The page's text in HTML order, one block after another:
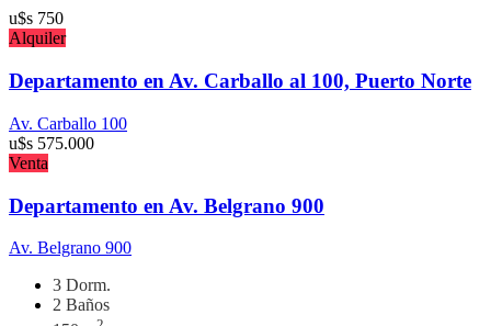
u$s 750
Alquiler
Departamento en Av. Carballo al 100, Puerto Norte
Av. Carballo 100
u$s 575.000
Venta
Departamento en Av. Belgrano 900
Av. Belgrano 900
3 Dorm.
2 Baños